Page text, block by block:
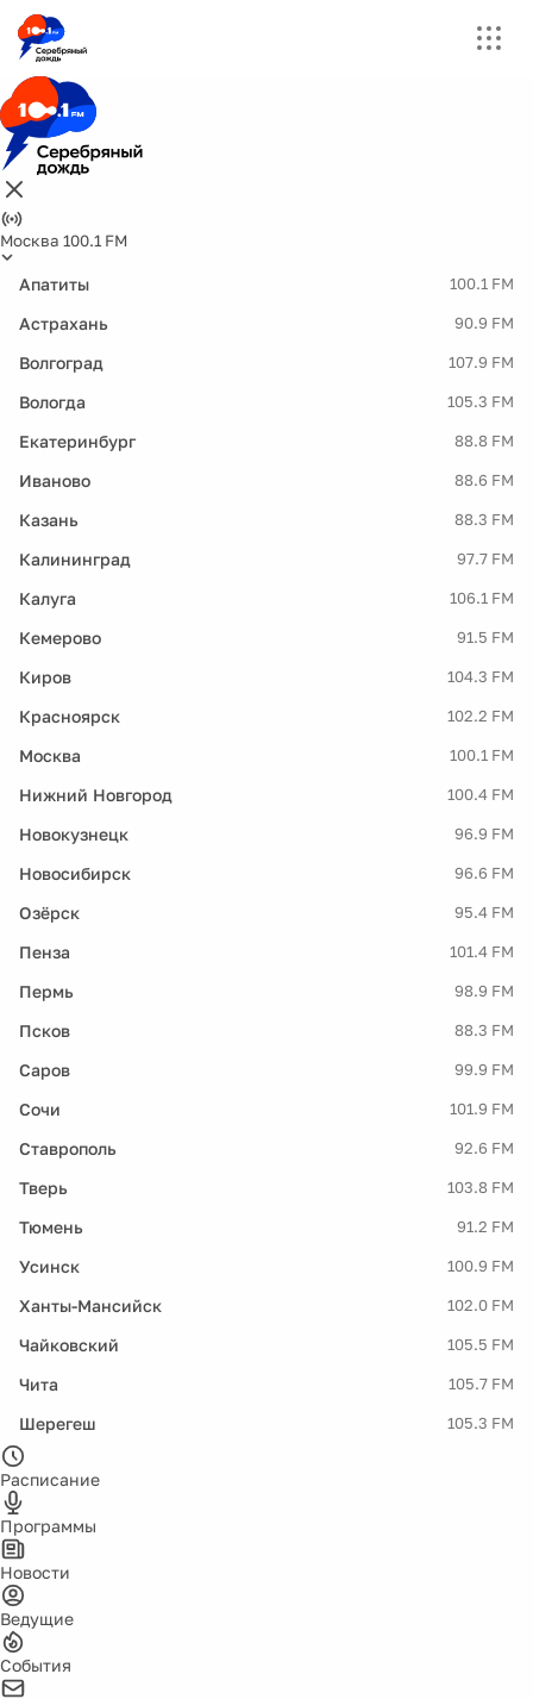
Москва 100.1 FM
Апатиты 100.1 FM
Астрахань 90.9 FM
Волгоград 107.9 FM
Вологда 105.3 FM
Екатеринбург 88.8 FM
Иваново 88.6 FM
Казань 88.3 FM
Калининград 97.7 FM
Калуга 106.1 FM
Кемерово 91.5 FM
Киров 104.3 FM
Красноярск 102.2 FM
Москва 100.1 FM
Нижний Новгород 100.4 FM
Новокузнецк 96.9 FM
Новосибирск 96.6 FM
Озёрск 95.4 FM
Пенза 101.4 FM
Пермь 98.9 FM
Псков 88.3 FM
Саров 99.9 FM
Сочи 101.9 FM
Ставрополь 92.6 FM
Тверь 103.8 FM
Тюмень 91.2 FM
Усинск 100.9 FM
Ханты-Мансийск 102.0 FM
Чайковский 105.5 FM
Чита 105.7 FM
Шерегеш 105.3 FM
Расписание
Программы
Новости
Ведущие
События